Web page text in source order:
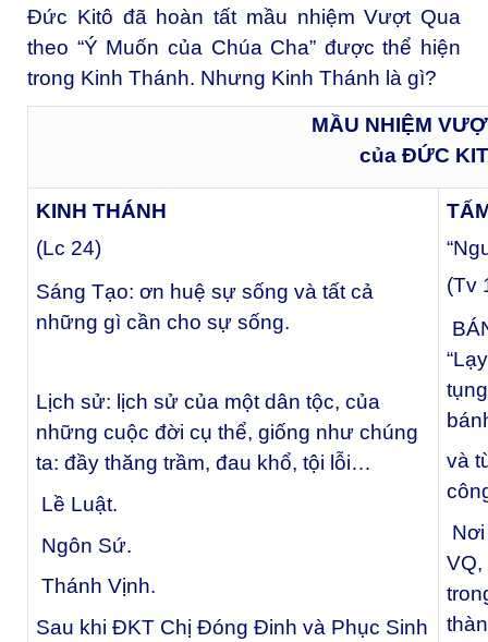
Đức Kitô đã hoàn tất mầu nhiệm Vượt Qua
theo “Ý Muốn của Chúa Cha” được thể hiện
trong Kinh Thánh. Nhưng Kinh Thánh là gì?
MẦU NHIỆM
của ĐỨC
KINH THÁNH
(Lc 24)
Sáng Tạo: ơn huệ sự sống và tất cả
những gì cần cho sự sống.
Lịch sử: lịch sử của một dân tộc, của
những cuộc đời cụ thể, giống như chúng
ta: đầy thăng trầm, đau khổ, tội lỗi…
Lề Luật.
Ngôn Sứ.
Thánh Vịnh.
Sau khi ĐKT Chị Đóng Đinh và Phục Sinh
(Tv
và
VQ,